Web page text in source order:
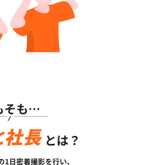
そも…
とは？
1日密着撮影を行い、